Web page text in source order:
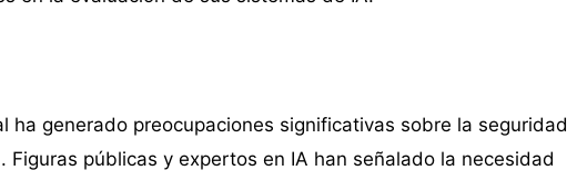
ha generado preocupaciones significativas sobre la seguridad
públicas y expertos en IA han señalado la necesidad